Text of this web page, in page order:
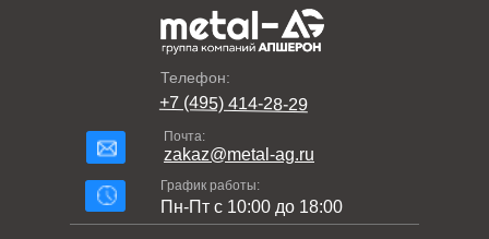
Телефон:
+7 (495) 414-28-29
Почта:
zakaz@metal-ag.ru
График работы:
Пн-Пт с 10:00 до 18:00